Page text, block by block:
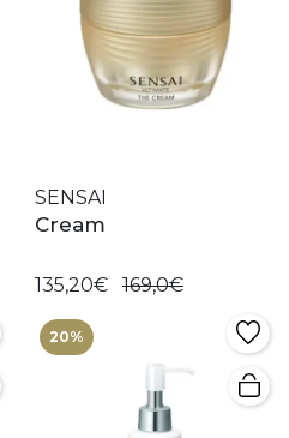
SENSAI
Cream
135,20€ 169,0€
20%